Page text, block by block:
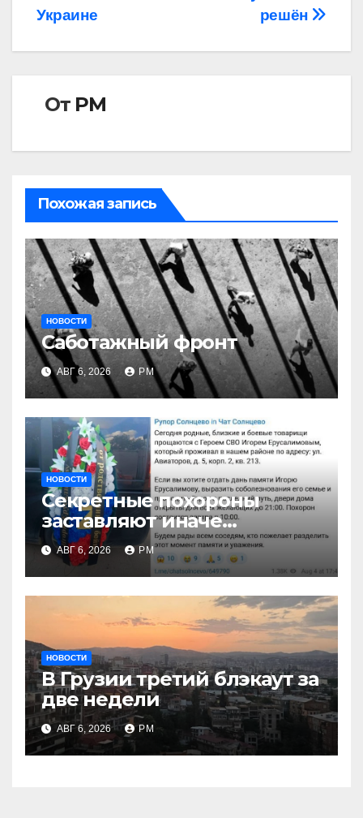
решён
Украине
От РМ
Похожая запись
НОВОСТИ
Саботажный фронт
АВГ 6, 2026 РМ
НОВОСТИ
Секретные похороны
заставляют иначе
взглянуть на взрыв
АВГ 6, 2026 РМ
НОВОСТИ
В Грузии третий блэкаут за
две недели
АВГ 6, 2026 РМ